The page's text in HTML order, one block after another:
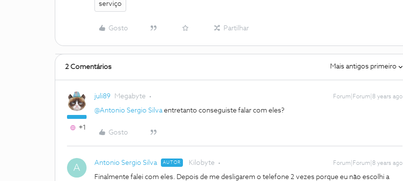
serviço
Gosto Partilhar
2 Comentários Mais antigos primeiro
+1
juli89 Megabyte Forum|Forum|8 years ago
@Antonio Sergio Silvaentretanto conseguiste falar com eles?
Gosto
A Antonio Sergio Silva AUTOR Kilobyte Forum|Forum|8 years ago
Finalmente falei com eles. Depois de me desligarem o telefone 2 vezes porque eu não escolhi a